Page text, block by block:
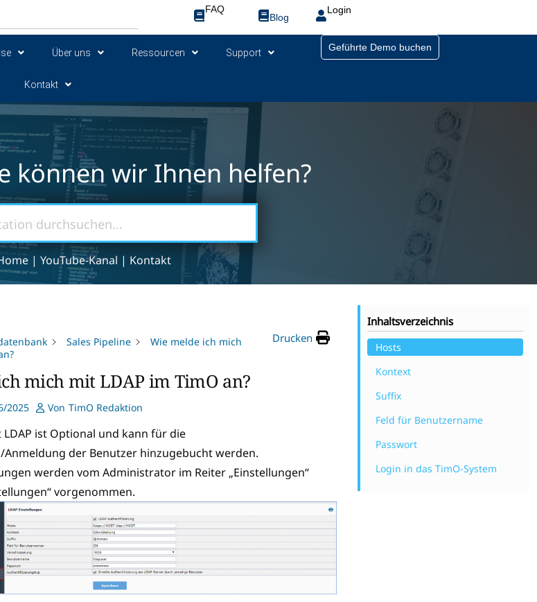
FAQ
Blog
Login
Über uns Ressourcen Support
Kontakt
Geführte Demo buchen
können wir Ihnen helfen?
| YouTube-Kanal | Kontakt
Sales Pipeline
Wie melde ich mich
Drucken
mich mit LDAP im TimO an?
2025 Von TimO Redaktion
ist Optional und kann für die
der Benutzer hinzugebucht werden.
werden vom Administrator im Reiter „Einstellungen“
vorgenommen.
Inhaltsverzeichnis
Hosts
Kontext
Suffix
Feld für Benutzername
Passwort
Login in das TimO-System